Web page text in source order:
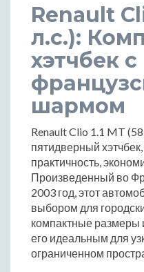
Renault
л.с.):
хэтчбек с
шармом
Renault Clio 1.1 MT
пятидверный
практичность,
Произведенный во
2003 год, этот
выбором для
компактные размеры
его идеальным для
ограниченном